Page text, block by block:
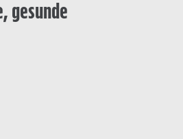
gesunde